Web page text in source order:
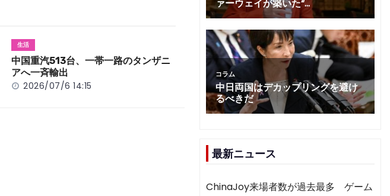
生活
中国重汽513台、一帯一路のタンザニ
アへ一斉輸出
2026/07/6 14:15
最新ニュース
ChinaJoy来場者数が過去最多 ゲーム